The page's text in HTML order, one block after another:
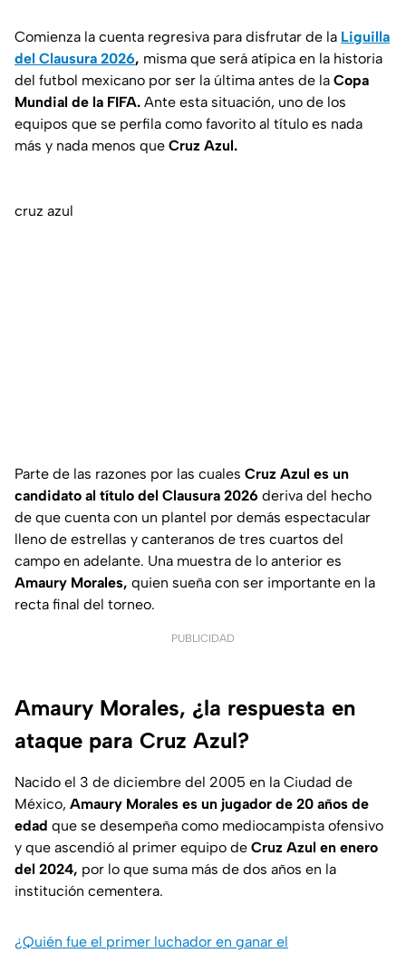
Comienza la cuenta regresiva para disfrutar de la Liguilla
del Clausura 2026, misma que será atípica en la historia
del futbol mexicano por ser la última antes de la Copa
Mundial de la FIFA. Ante esta situación, uno de los
equipos que se perfila como favorito al título es nada
más y nada menos que Cruz Azul.
cruz azul
Parte de las razones por las cuales Cruz Azul es un
candidato al título del Clausura 2026 deriva del hecho
de que cuenta con un plantel por demás espectacular
lleno de estrellas y canteranos de tres cuartos del
campo en adelante. Una muestra de lo anterior es
Amaury Morales, quien sueña con ser importante en la
recta final del torneo.
PUBLICIDAD
Amaury Morales, ¿la respuesta en
ataque para Cruz Azul?
Nacido el 3 de diciembre del 2005 en la Ciudad de
México, Amaury Morales es un jugador de 20 años de
edad que se desempeña como mediocampista ofensivo
y que ascendió al primer equipo de Cruz Azul en enero
del 2024, por lo que suma más de dos años en la
institución cementera.
¿Quién fue el primer luchador en ganar el